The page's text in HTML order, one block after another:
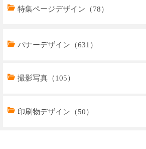
特集ページデザイン（78）
トップページデザイン（32）
商品ページデザイン（769）
特集ページデザイン（59）
バナーデザイン（631）
撮影写真（105）
印刷物デザイン（50）